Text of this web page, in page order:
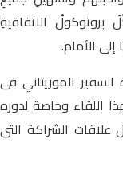
الاتفاقيةِ
الأمام.
الموريتاني فى
اللقاء وخاصة لدوره
علاقات الشراكة التى